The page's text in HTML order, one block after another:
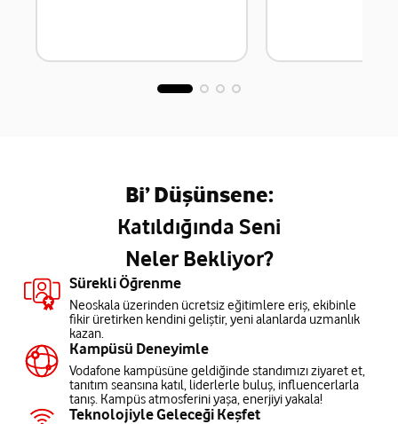
Bi’ Düşünsene:
Katıldığında Seni
Neler Bekliyor?
Sürekli Öğrenme
Neoskala üzerinden ücretsiz eğitimlere eriş, ekibinle
fikir üretirken kendini geliştir, yeni alanlarda uzmanlık
kazan.
Kampüsü Deneyimle
Vodafone kampüsüne geldiğinde standımızı ziyaret et,
tanıtım seansına katıl, liderlerle buluş, influencerlarla
tanış. Kampüs atmosferini yaşa, enerjiyi yakala!
Teknolojiyle Geleceği Keşfet